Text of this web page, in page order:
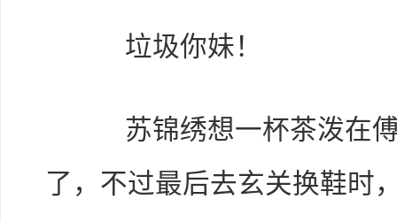
垃圾你妹！
苏锦绣想一杯茶泼在傅
了，不过最后去玄关换鞋时